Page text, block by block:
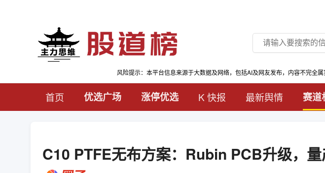
风险提示：本平台信息来源于大数据及网络，包括AI及网友发布，内容不完全
首页 优选广场 涨停优选 K 快报 最新舆情 赛道
C10 PTFE无布方案：Rubin PCB升级，